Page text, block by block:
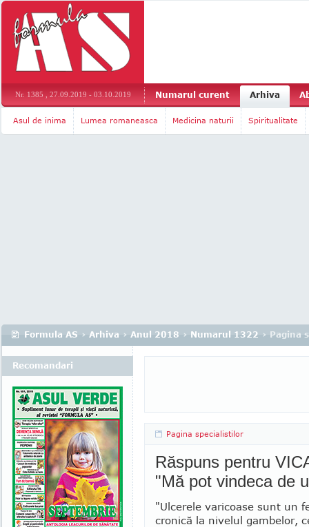
Nr. 1385 , 27.09.2019 - 03.10.2019 Numarul curent Arhiva
Asul de inima Lumea romaneasca Medicina naturii Spiritualitate
Formula AS › Arhiva › Anul 2018 › Numarul 1322 › Pagina
Pagina specialistilor
Răspuns pentru
"Mă pot vindeca de
"Ulcerele varicoase sunt un
cronică la nivelul gambelor,
Recomandari